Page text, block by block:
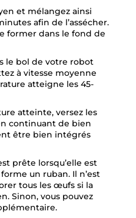
et mélangez ainsi
afin de l’assécher.
former dans le fond de
le bol de votre robot
à vitesse moyenne
atteigne les 45-
atteinte, versez les
continuant de bien
être bien intégrés
prête lorsqu’elle est
un ruban. Il n’est
tous les œufs si la
Sinon, vous pouvez